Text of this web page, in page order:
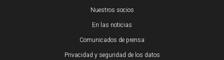
Nuestros socios
En las noticias
Comunicados de prensa
Privacidad y seguridad de los datos